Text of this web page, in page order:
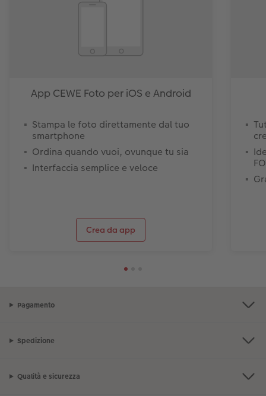
App CEWE Foto per iOS e Android
Stampa le foto direttamente dal tuo
smartphone
Ordina quando vuoi, ovunque tu sia
Interfaccia semplice e veloce
Crea da app
Pagamento
Spedizione
Qualità e sicurezza